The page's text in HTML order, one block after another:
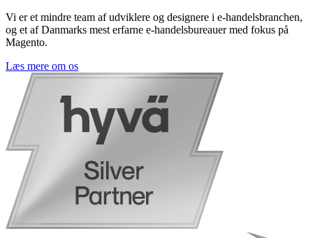
Vi er et mindre team af udviklere og designere i e-handelsbranchen,
og et af Danmarks mest erfarne e-handelsbureauer med fokus på
Magento.
Læs mere om os